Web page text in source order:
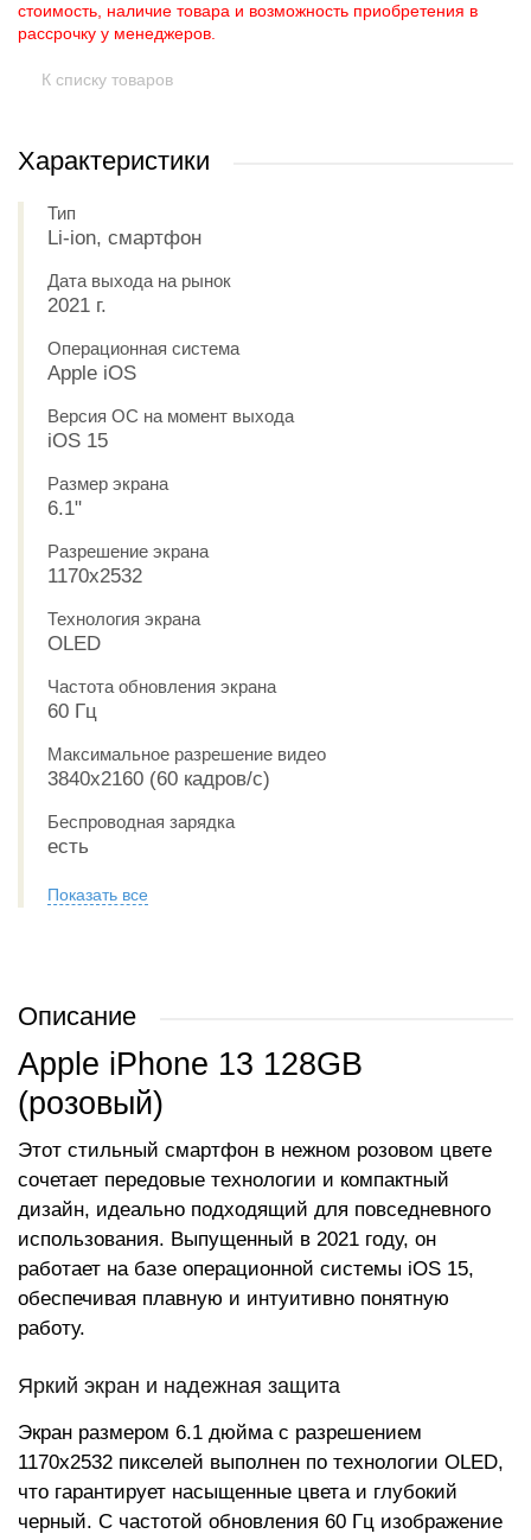
стоимость, наличие товара и возможность приобретения в
рассрочку у менеджеров.
К списку товаров
Характеристики
Тип
Li-ion, смартфон
Дата выхода на рынок
2021 г.
Операционная система
Apple iOS
Версия ОС на момент выхода
iOS 15
Размер экрана
6.1"
Разрешение экрана
1170x2532
Технология экрана
OLED
Частота обновления экрана
60 Гц
Максимальное разрешение видео
3840x2160 (60 кадров/с)
Беспроводная зарядка
есть
Показать все
Описание
Apple iPhone 13 128GB
(розовый)
Этот стильный смартфон в нежном розовом цвете
сочетает передовые технологии и компактный
дизайн, идеально подходящий для повседневного
использования. Выпущенный в 2021 году, он
работает на базе операционной системы iOS 15,
обеспечивая плавную и интуитивно понятную
работу.
Яркий экран и надежная защита
Экран размером 6.1 дюйма с разрешением
1170x2532 пикселей выполнен по технологии OLED,
что гарантирует насыщенные цвета и глубокий
черный. С частотой обновления 60 Гц изображение